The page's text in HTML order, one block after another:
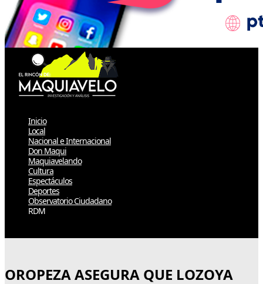
Inicio
Local
Nacional e Internacional
Don Maqui
Maquiavelando
Cultura
Espectáculos
Deportes
Observatorio Ciudadano
RDM
OROPEZA ASEGURA QUE LOZOYA